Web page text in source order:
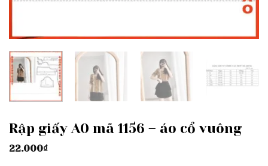
Rập giấy A0 mã 1156 – áo cổ vuông
22.000₫